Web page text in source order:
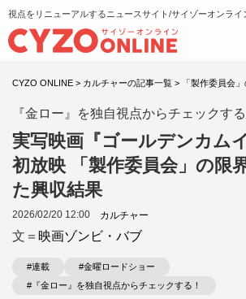
視点をリニューアルするニュースサイト/サイゾーオンライ
CYZO ONLINE > カルチャーの記事一覧 > 「製作委員会
『金ロー』を独自視点からチェックする
実写映画『ゴールデンカム
初放映 「製作委員会」の限
た興収結果
2026/02/20 12:00 カルチャー
文＝ 映画ゾンビ・バブ
#連載
#金曜ロードショー
#『金ロー』を独自視点からチェックする！